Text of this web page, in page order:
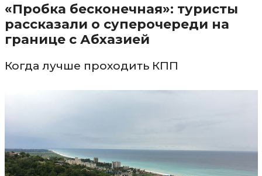
«Пробка бесконечная»: туристы
рассказали о суперочереди на
границе с Абхазией
Когда лучше проходить КПП